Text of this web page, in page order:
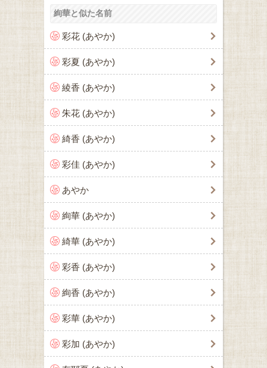
絢華と似た名前
彩花 (あやか)
彩夏 (あやか)
綾香 (あやか)
朱花 (あやか)
綺香 (あやか)
彩佳 (あやか)
あやか
絢華 (あやか)
綺華 (あやか)
彩香 (あやか)
絢香 (あやか)
彩華 (あやか)
彩加 (あやか)